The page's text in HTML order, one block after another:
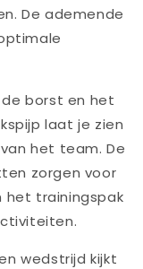
De ademende
borst en het
laat je zien
het team. De
zorgen voor
het trainingspak
wedstrijd kijkt